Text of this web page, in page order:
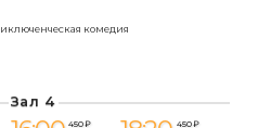
комедия
Зал 4
450 ₽ 450 ₽